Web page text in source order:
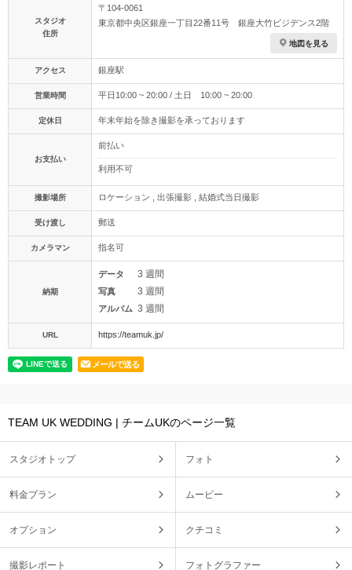
スタジオ
住所
〒104-0061
東京都中央区銀座一丁目22番11号 銀座大竹ビジデンス2階
地図を見る
アクセス 銀座駅
営業時間 平日10:00 ~ 20:00 / 土日 10:00 ~ 20:00
定休日 年末年始を除き撮影を承っております
お支払い
前払い
利用不可
撮影場所 ロケーション , 出張撮影 , 結婚式当日撮影
受け渡し 郵送
カメラマン 指名可
納期
データ 3 週間
写真 3 週間
アルバム 3 週間
URL https://teamuk.jp/
メールで送る
TEAM UK WEDDING | チームUKのページ一覧
スタジオトップ フォト
料金プラン ムービー
オプション クチコミ
撮影レポート フォトグラファー